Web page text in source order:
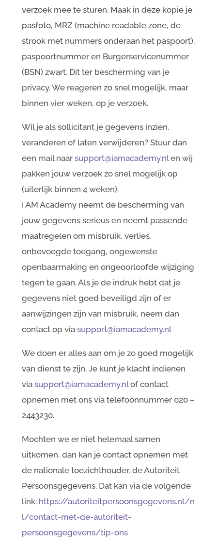
verzoek mee te sturen. Maak in deze kopie je
pasfoto, MRZ (machine readable zone, de
strook met nummers onderaan het paspoort),
paspoortnummer en Burgerservicenummer
(BSN) zwart. Dit ter bescherming van je
privacy. We reageren zo snel mogelijk, maar
binnen vier weken, op je verzoek.
Wil je als sollicitant je gegevens inzien,
veranderen of laten verwijderen? Stuur dan
een mail naar support@iamacademy.nlen wij
pakken jouw verzoek zo snel mogelijk op
(uiterlijk binnen 4 weken).
I AM Academy neemt de bescherming van
jouw gegevens serieus en neemt passende
maatregelen om misbruik, verlies,
onbevoegde toegang, ongewenste
openbaarmaking en ongeoorloofde wijziging
tegen te gaan. Als je de indruk hebt dat je
gegevens niet goed beveiligd zijn of er
aanwijzingen zijn van misbruik, neem dan
contact op via support@iamacademy.nl
We doen er alles aan om je zo goed mogelijk
van dienst te zijn. Je kunt je klacht indienen
via support@iamacademy.nlof contact
opnemen met ons via telefoonnummer 020 –
2443230.
Mochten we er niet helemaal samen
uitkomen, dan kan je contact opnemen met
de nationale toezichthouder, de Autoriteit
Persoonsgegevens. Dat kan via de volgende
link: https://autoriteitpersoonsgegevens.nl/n
l/contact-met-de-autoriteit-
persoonsgegevens/tip-ons